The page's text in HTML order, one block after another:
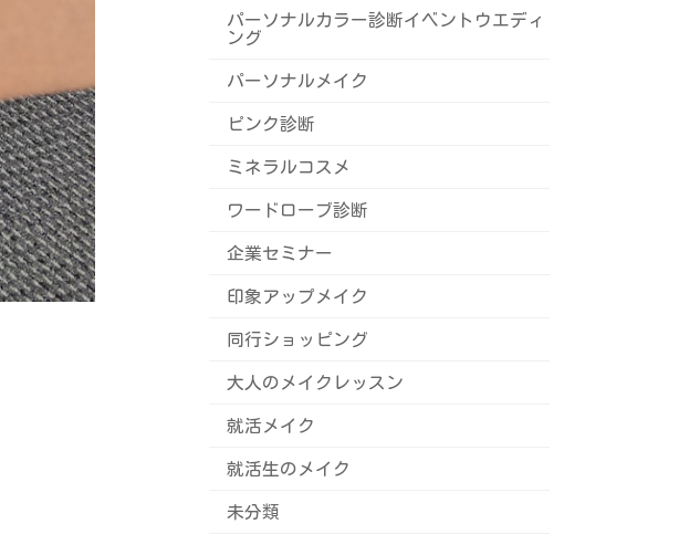
パーソナルカラー診断イベントウエディ
ング
パーソナルメイク
ピンク診断
ミネラルコスメ
ワードローブ診断
企業セミナー
印象アップメイク
同行ショッピング
大人のメイクレッスン
就活メイク
就活生のメイク
未分類